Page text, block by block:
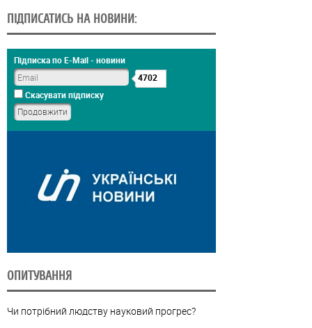
ПІДПИСАТИСЬ НА НОВИНИ:
Підписка по E-Mail - новини
4702
Скасувати підписку
ОПИТУВАННЯ
Чи потрібний людству науковий прогрес?